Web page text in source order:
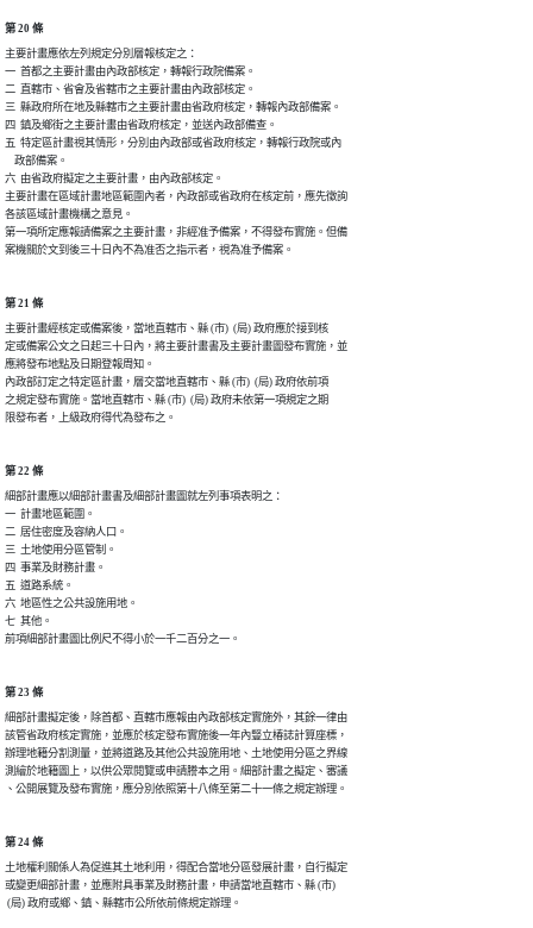
第 20 條
主要計畫應依左列規定分別層報核定之：
一  首都之主要計畫由內政部核定，轉報行政院備案。
二  直轄市、省會及省轄市之主要計畫由內政部核定。
三  縣政府所在地及縣轄市之主要計畫由省政府核定，轉報內政部備案。
四  鎮及鄉街之主要計畫由省政府核定，並送內政部備查。
五  特定區計畫視其情形，分別由內政部或省政府核定，轉報行政院或內
    政部備案。
六  由省政府擬定之主要計畫，由內政部核定。
主要計畫在區域計畫地區範圍內者，內政部或省政府在核定前，應先徵詢
各該區域計畫機構之意見。
第一項所定應報請備案之主要計畫，非經准予備案，不得發布實施。但備
第 21 條
主要計畫經核定或備案後，當地直轄市、縣 (市)  (局) 政府應於接到核
定或備案公文之日起三十日內，將主要計畫書及主要計畫圖發布實施，並
應將發布地點及日期登報周知。
內政部訂定之特定區計畫，層交當地直轄市、縣 (市)  (局) 政府依前項
之規定發布實施。當地直轄市、縣 (市)  (局) 政府未依第一項規定之期
第 22 條
細部計畫應以細部計畫書及細部計畫圖就左列事項表明之：
一  計畫地區範圍。
二  居住密度及容納人口。
三  土地使用分區管制。
四  事業及財務計畫。
五  道路系統。
六  地區性之公共設施用地。
七  其他。
第 23 條
細部計畫擬定後，除首都、直轄市應報由內政部核定實施外，其餘一律由
該管省政府核定實施，並應於核定發布實施後一年內豎立椿誌計算座標，
辦理地籍分割測量，並將道路及其他公共設施用地、土地使用分區之界線
測繪於地籍圖上，以供公眾閱覽或申請謄本之用。細部計畫之擬定、審議
第 24 條
土地權利關係人為促進其土地利用，得配合當地分區發展計畫，自行擬定
或變更細部計畫，並應附具事業及財務計畫，申請當地直轄市、縣 (市)